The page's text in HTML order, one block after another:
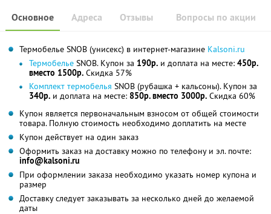
Основное Отзывы Вопросы по акции
Адреса
Термобелье SNOB (унисекс) в интернет-магазине Kalsoni.ru
Термобелье SNOB. Купон за 190р. и доплата на месте: 450р.
вместо 1500р. Скидка 57%
Комплект термобелья SNOB (рубашка + кальсоны). Купон за
340р. и доплата на месте: 850р. вместо 3000р. Скидка 60%
Купон является первоначальным взносом от общей стоимости
товара. Полную стоимость необходимо доплатить на месте
Купон действует на один заказ
Оформить заказ на доставку можно по телефону и эл. почте:
info@kalsoni.ru
При оформлении заказа необходимо указать номер купона и
размер
Доставку следует заказывать за несколько дней до желаемой
даты